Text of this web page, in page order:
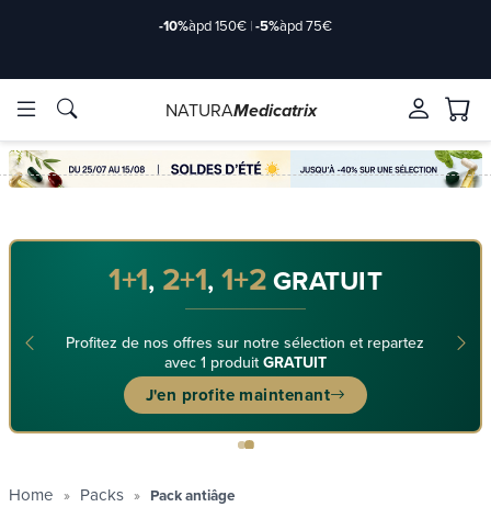
ingrediënten Merken
-10%àpd 150€ |-5%àpd 75€
ingrediënten Merken
NATURAMedicatrix
1+1, 2+1, 1+2GRATUIT
Profitez de nos offres sur notre sélection et repartez
avec 1 produit GRATUIT
J'en profite maintenant
Home Packs Pack antiâge